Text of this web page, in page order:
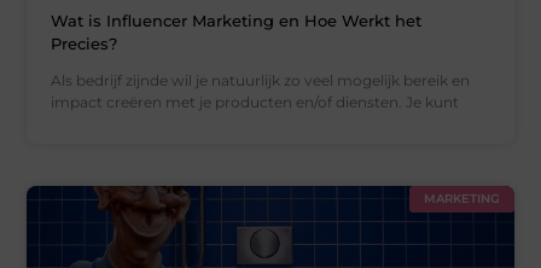
Wat is Influencer Marketing en Hoe Werkt het
Precies?
Als bedrijf zijnde wil je natuurlijk zo veel mogelijk bereik en
impact creëren met je producten en/of diensten. Je kunt
MARKETING